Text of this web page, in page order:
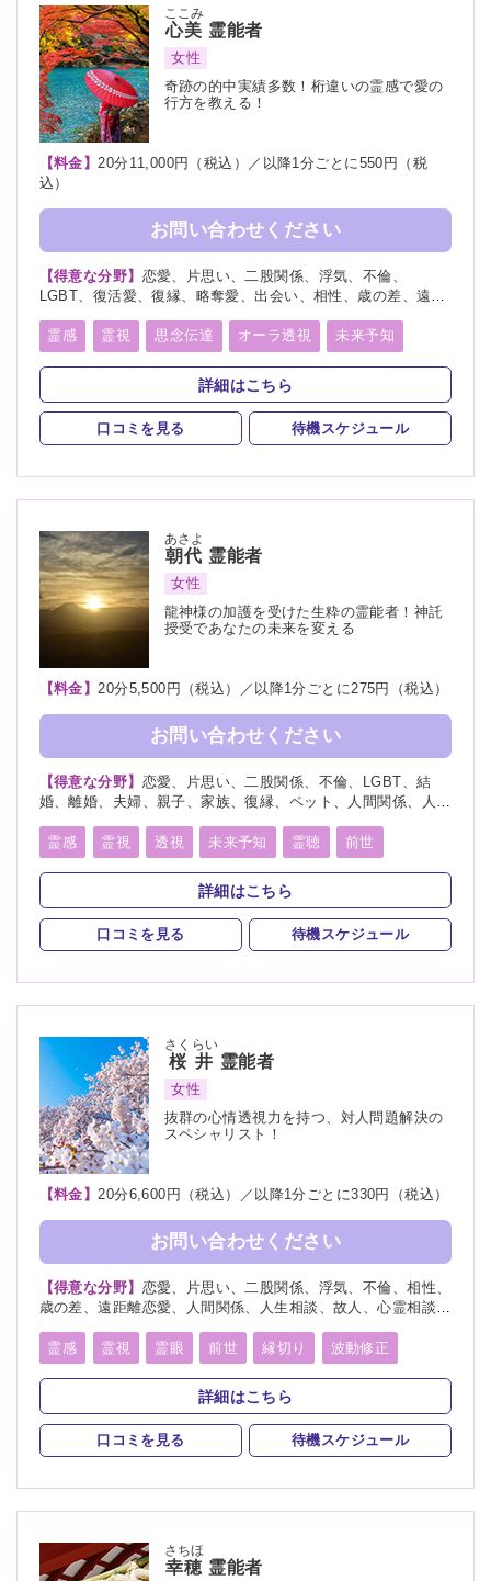
心美
ここみ
霊能者
女性
奇跡の的中実績多数！桁違いの霊感で愛の
行方を教える！
【料金】20分11,000円（税込）／以降1分ごとに550円（税
込）
お問い合わせください
【得意な分野】 恋愛、片思い、二股関係、浮気、不倫、
LGBT、復活愛、復縁、略奪愛、出会い、相性、歳の差、遠距
教育、介護、進路、学業、受験、仕事、就職、天職、転職、適
職、経営、人間関係、人生相談、健康、金運、引越し、開運、
故人、相手の気持ち、総合運、運勢、過去、未来、将来、心霊
相談、心霊写真、命名、改名、ペット、霊障、カルマ、縁結
び、縁切り
霊感 霊視 思念伝達 オーラ透視 未来予知
霊聴 守護霊 チャネリング オーラリーディング
スピリチュアルカウンセリング 言霊
アカシックリーディング 縁結び 縁切り 浄霊
浄化 祈願 供養 先祖供養 写真供養 人形供養
詳細はこちら
口コミを見る 待機スケジュール
朝代
あさよ
霊能者
女性
龍神様の加護を受けた生粋の霊能者！神託
授受であなたの未来を変える
【料金】20分5,500円（税込）／以降1分ごとに275円（税込）
お問い合わせください
【得意な分野】 恋愛、片思い、二股関係、不倫、LGBT、結
婚、離婚、夫婦、親子、家族、復縁、ペット、人間関係、人生
越し、開運、故人、教育、過去、浮気、縁結び、縁切り
霊感 霊視 透視 未来予知 霊聴 前世
守護霊 死者霊の降霊 除霊 浄霊 波動修正
自動書記
詳細はこちら
口コミを見る 待機スケジュール
桜井
さくらい
霊能者
女性
抜群の心情透視力を持つ、対人問題解決の
スペシャリスト！
【料金】20分6,600円（税込）／以降1分ごとに330円（税込）
お問い合わせください
【得意な分野】 恋愛、片思い、二股関係、浮気、不倫、相性、
歳の差、遠距離恋愛、人間関係、人生相談、故人、心霊相談、
総合運、心霊写真
霊感 霊視 霊眼 前世 縁切り 波動修正
詳細はこちら
口コミを見る 待機スケジュール
幸穂
さちほ
霊能者